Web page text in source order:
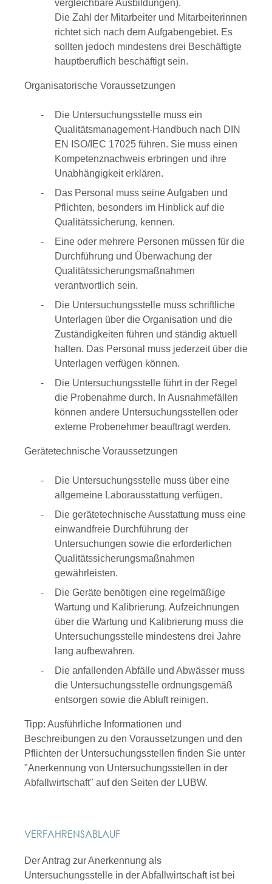
vergleichbare Ausbildungen).
Die Zahl der Mitarbeiter und Mitarbeiterinnen
richtet sich nach dem Aufgabengebiet. Es
sollten jedoch mindestens drei Beschäftigte
hauptberuflich beschäftigt sein.
Organisatorische Voraussetzungen
Die Untersuchungsstelle muss ein
Qualitätsmanagement-Handbuch nach DIN
EN ISO/IEC 17025 führen. Sie muss einen
Kompetenznachweis erbringen und ihre
Unabhängigkeit erklären.
Das Personal muss seine Aufgaben und
Pflichten, besonders im Hinblick auf die
Qualitätssicherung, kennen.
Eine oder mehrere Personen müssen für die
Durchführung und Überwachung der
Qualitätssicherungsmaßnahmen
verantwortlich sein.
Die Untersuchungsstelle muss schriftliche
Unterlagen über die Organisation und die
Zuständigkeiten führen und ständig aktuell
halten. Das Personal muss jederzeit über die
Unterlagen verfügen können.
Die Untersuchungsstelle führt in der Regel
die Probenahme durch. In Ausnahmefällen
können andere Untersuchungsstellen oder
externe Probenehmer beauftragt werden.
Gerätetechnische Voraussetzungen
Die Untersuchungsstelle muss über eine
allgemeine Laborausstattung verfügen.
Die gerätetechnische Ausstattung muss eine
einwandfreie Durchführung der
Untersuchungen sowie die erforderl ichen
Qualitätssicherungsmaßnahmen
gewährleisten.
Die Geräte benötigen eine regelmäßige
Wartung und Ka librierung. Aufzeichnungen
über die Wartung und Kalibrierung muss die
Untersuchungsstelle mindestens drei Jahre
lang aufbewahren.
Die anfallenden Abfälle und Abwässer muss
die Untersuchungsstelle ordnungsgemäß
entsorgen sowie die Abluft reinigen.
Tipp: Ausführliche Informationen und
Beschreibungen zu den Voraussetzungen und den
Pflichten der Untersuchungsstellen finden Sie unter
"Anerkennung von Untersuchungsstellen in der
Abfallwirtschaft" auf den Seiten der LUBW.
VERFAHRENSABLAUF
Der Antrag zur Anerkennung als
Untersuchungsstelle in der Abfallwirtschaft ist bei